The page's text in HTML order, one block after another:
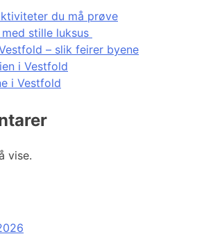
du må prøve
stille luksus
– slik feirer byene
i Vestfold
i Vestfold
vise.